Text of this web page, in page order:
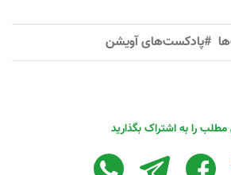
#پادکست‌های آویشن
مطلب را به اشتراک بگذارید